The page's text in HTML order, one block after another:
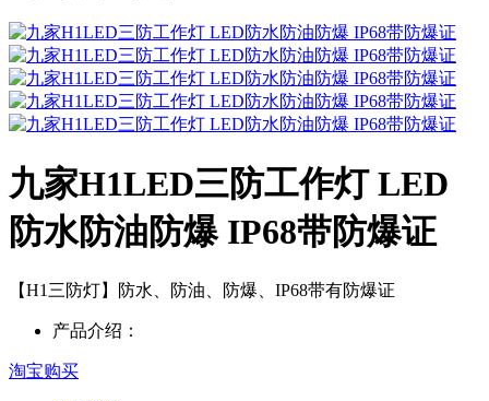
九家H1LED三防工作灯 LED
防水防油防爆 IP68带防爆证
【H1三防灯】防水、防油、防爆、IP68带有防爆证
产品介绍：
淘宝购买